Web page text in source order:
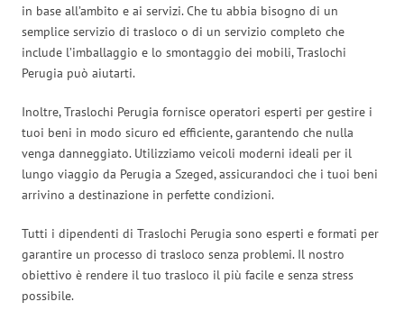
in base all’ambito e ai servizi. Che tu abbia bisogno di un
semplice servizio di trasloco o di un servizio completo che
include l’imballaggio e lo smontaggio dei mobili, Traslochi
Perugia può aiutarti.
Inoltre, Traslochi Perugia fornisce operatori esperti per gestire i
tuoi beni in modo sicuro ed efficiente, garantendo che nulla
venga danneggiato. Utilizziamo veicoli moderni ideali per il
lungo viaggio da Perugia a Szeged, assicurandoci che i tuoi beni
arrivino a destinazione in perfette condizioni.
Tutti i dipendenti di Traslochi Perugia sono esperti e formati per
garantire un processo di trasloco senza problemi. Il nostro
obiettivo è rendere il tuo trasloco il più facile e senza stress
possibile.